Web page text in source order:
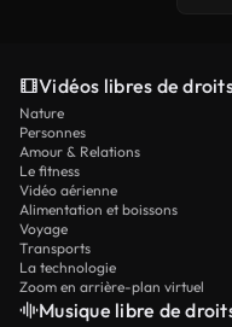
Vidéos libres de
Nature
Personnes
Amour & Relations
Le fitness
Vidéo aérienne
Alimentation et boissons
Voyage
Transports
La technologie
Zoom en arrière-plan virtuel
Musique libre de